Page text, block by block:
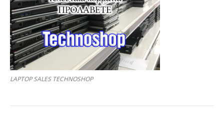
LAPTOP SALES TECHNOSHOP